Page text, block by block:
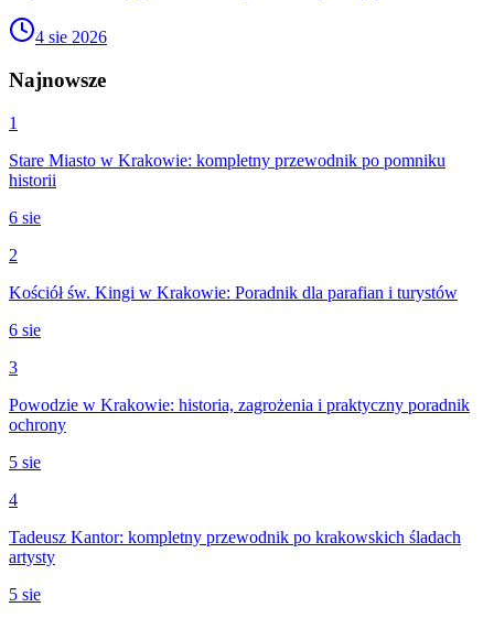
4 sie 2026
Najnowsze
1
Stare Miasto w Krakowie: kompletny przewodnik po pomniku
historii
6 sie
2
Kościół św. Kingi w Krakowie: Poradnik dla parafian i turystów
6 sie
3
Powodzie w Krakowie: historia, zagrożenia i praktyczny poradnik
ochrony
5 sie
4
Tadeusz Kantor: kompletny przewodnik po krakowskich śladach
artysty
5 sie